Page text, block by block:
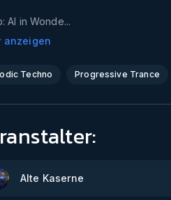
Al in Wonde...
anzeigen
Techno Progressive Trance
Alte Kaserne